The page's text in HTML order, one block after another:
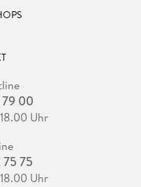
00
Uhr
75
Uhr